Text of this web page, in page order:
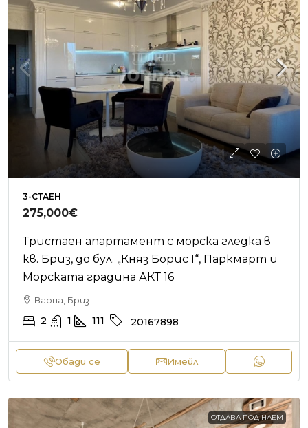
3-СТАЕН
275,000€
Тристаен апартамент с морска гледка в
кв. Бриз, до бул. „Княз Борис I“, Паркмарт и
Морската градина АКТ 16
Варна, Бриз
2 1 111 20167898
Обади се Имейл
ОТДАВА ПОД НАЕМ